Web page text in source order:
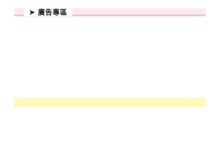
➤ 廣告專區